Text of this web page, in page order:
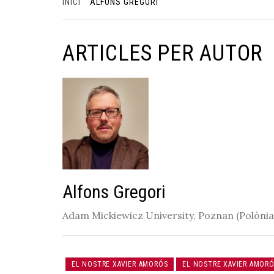
ARTICLES PER AUTOR
Alfons Gregori
Adam Mickiewicz University, Poznan
EL NOSTRE XAVIER AMORÓS EL NOSTRE XAVIER